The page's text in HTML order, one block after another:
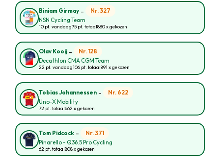
Biniam Girmay - Nr. 327
NSN Cycling Team
10 pt. vandaag75 pt. totaal880 x gekozen
Olav Kooij - Nr. 128
Decathlon CMA CGM Team
22 pt. vandaag106 pt. totaal891 x gekozen
Tobias Johannessen - Nr. 622
Uno-X Mobility
72 pt. totaal662 x gekozen
Tom Pidcock - Nr. 371
Pinarello - Q36.5 Pro Cycling
62 pt. totaal808 x gekozen